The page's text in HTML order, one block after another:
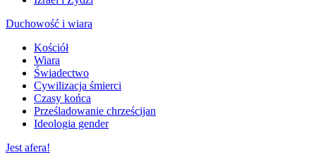
Duchowość i wiara
Kościół
Wiara
Świadectwo
Cywilizacja śmierci
Czasy końca
Prześladowanie chrześcijan
Ideologia gender
Jest afera!